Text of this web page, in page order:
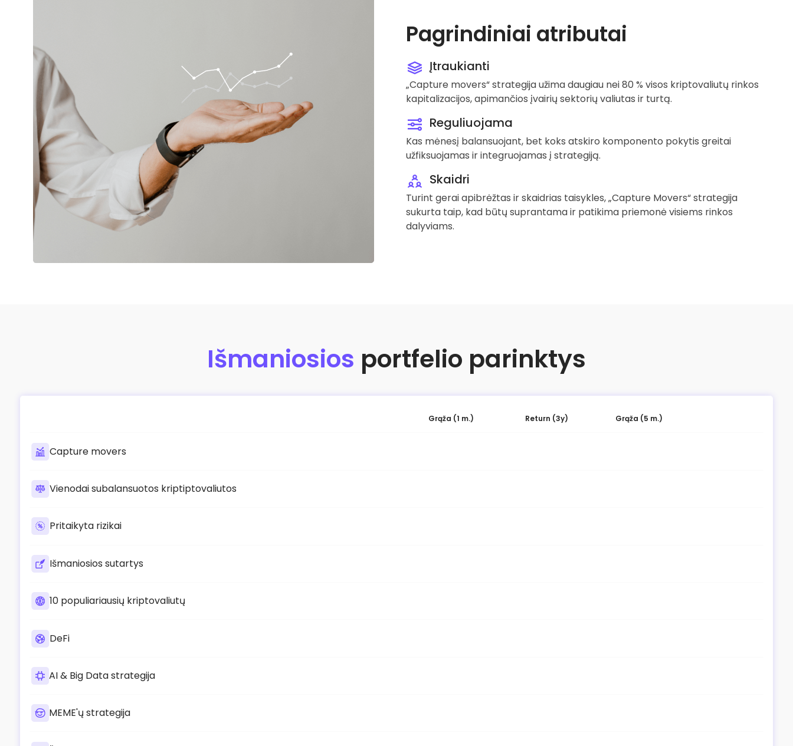
Pagrindiniai atributai
Įtraukianti
„Capture movers“ strategija užima daugiau nei 80 % visos kriptovaliutų rinkos
kapitalizacijos, apimančios įvairių sektorių valiutas ir turtą.
Reguliuojama
Kas mėnesį balansuojant, bet koks atskiro komponento pokytis greitai
užfiksuojamas ir integruojamas į strategiją.
Skaidri
Turint gerai apibrėžtas ir skaidrias taisykles, „Capture Movers“ strategija
sukurta taip, kad būtų suprantama ir patikima priemonė visiems rinkos
dalyviams.
Išmaniosios portfelio parinktys
Grąža (1 m.) Return (3y) Grąža (5 m.)
Capture movers
Vienodai subalansuotos kriptiptovaliutos
Pritaikyta rizikai
Išmaniosios sutartys
10 populiariausių kriptovaliutų
DeFi
AI & Big Data strategija
MEME'ų strategija